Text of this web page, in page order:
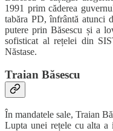
1991 prim căderea
tabăra PD, înfrântă atunci
putere prin Băsescu și a
sofisticat al rețelei din
Năstase.
Traian Băsescu
În mandatele sale, Traian
Lupta unei rețele cu alta